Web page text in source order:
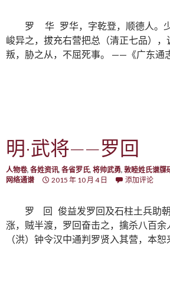
罗 华 罗华，字乾登，顺德人。
峻异之，拔充右营把总（清正七品），
叛，胁之从，不屈死事。 ——《广东通
明·武将——罗回
人物卷, 各姓资讯, 各省罗氏, 将帅武勇, 敦睦姓氏谱牒
网络通谱
2015 年 10 月 4 日 添加评论
罗 回 俊益发罗回及石柱土兵助
涨，贼半渡，罗回奋击之，擒杀八百余
（洪）钟令汉中通判罗贤入其营，本恕